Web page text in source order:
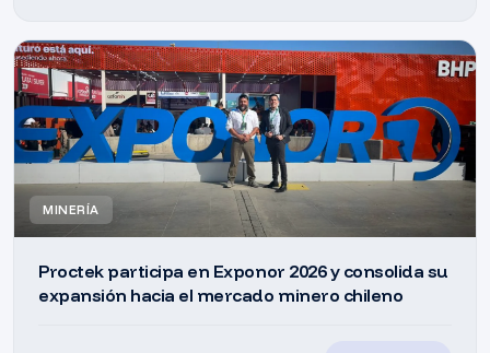
MINERÍA
Proctek participa en Exponor 2026 y consolida su
expansión hacia el mercado minero chileno